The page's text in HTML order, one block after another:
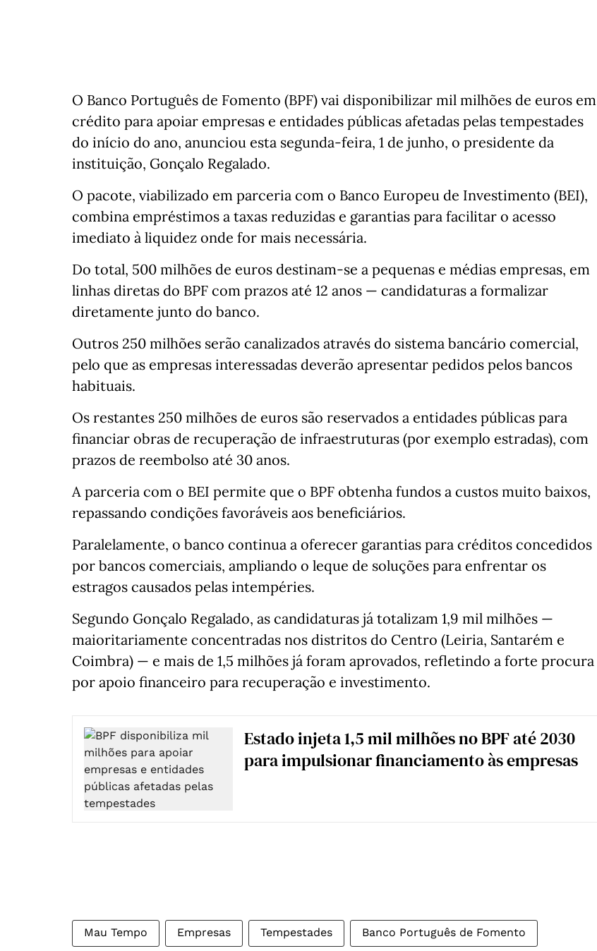
O Banco Português de Fomento (BPF) vai disponibilizar mil milhões de euros em
crédito para apoiar empresas e entidades públicas afetadas pelas tempestades
do início do ano, anunciou esta segunda-feira, 1 de junho, o presidente da
instituição, Gonçalo Regalado.
O pacote, viabilizado em parceria com o Banco Europeu de Investimento (BEI),
combina empréstimos a taxas reduzidas e garantias para facilitar o acesso
imediato à liquidez onde for mais necessária.
Do total, 500 milhões de euros destinam‑se a pequenas e médias empresas, em
linhas diretas do BPF com prazos até 12 anos — candidaturas a formalizar
diretamente junto do banco.
Outros 250 milhões serão canalizados através do sistema bancário comercial,
pelo que as empresas interessadas deverão apresentar pedidos pelos bancos
habituais.
Os restantes 250 milhões de euros são reservados a entidades públicas para
financiar obras de recuperação de infraestruturas (por exemplo estradas), com
prazos de reembolso até 30 anos.
A parceria com o BEI permite que o BPF obtenha fundos a custos muito baixos,
repassando condições favoráveis aos beneficiários.
Paralelamente, o banco continua a oferecer garantias para créditos concedidos
por bancos comerciais, ampliando o leque de soluções para enfrentar os
estragos causados pelas intempéries.
Segundo Gonçalo Regalado, as candidaturas já totalizam 1,9 mil milhões —
maioritariamente concentradas nos distritos do Centro (Leiria, Santarém e
Coimbra) — e mais de 1,5 milhões já foram aprovados, refletindo a forte procura
por apoio financeiro para recuperação e investimento.
Estado injeta 1,5 mil milhões no BPF até 2030
para impulsionar financiamento às empresas
Mau Tempo Empresas Tempestades Banco Português de Fomento